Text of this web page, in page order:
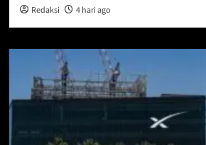
Redaksi 4 hari ago